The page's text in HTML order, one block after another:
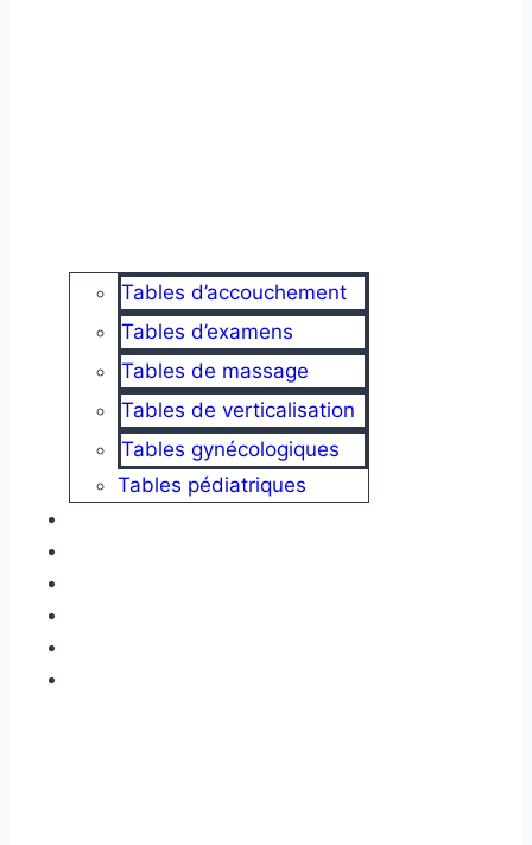
Tables d’accouchement
Tables d’examens
Tables de massage
Tables de verticalisation
Tables gynécologiques
Tables pédiatriques